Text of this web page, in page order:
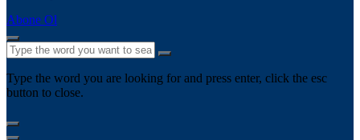
Abone Ol
Type the word you are looking for and press enter, click the esc
button to close.